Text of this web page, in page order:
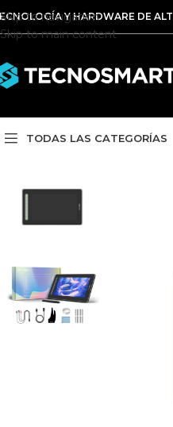
Skip to navigation
Skip to main content
Y HARDWARE DE
TODAS LAS CATEGORÍAS